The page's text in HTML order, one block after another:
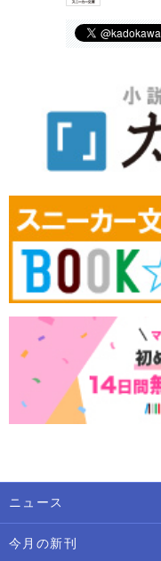
ニュース
今月の新刊